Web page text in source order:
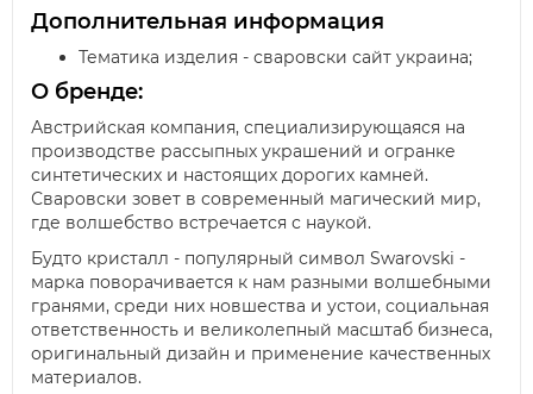
Дополнительная информация
Тематика изделия - сваровски сайт украина;
О бренде:
Австрийская компания, специализирующаяся на
производстве рассыпных украшений и огранке
синтетических и настоящих дорогих камней.
Сваровски зовет в современный магический мир,
где волшебство встречается с наукой.
Будто кристалл - популярный символ Swarovski -
марка поворачивается к нам разными волшебными
гранями, среди них новшества и устои, социальная
ответственность и великолепный масштаб бизнеса,
оригинальный дизайн и применение качественных
материалов.